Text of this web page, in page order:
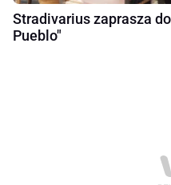
Stradivarius zaprasza
Pueblo"